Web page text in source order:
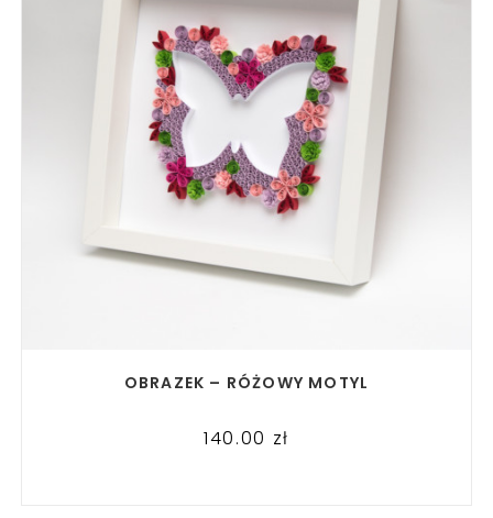
READ MORE
OBRAZEK – RÓŻOWY MOTYL
140.00 zł